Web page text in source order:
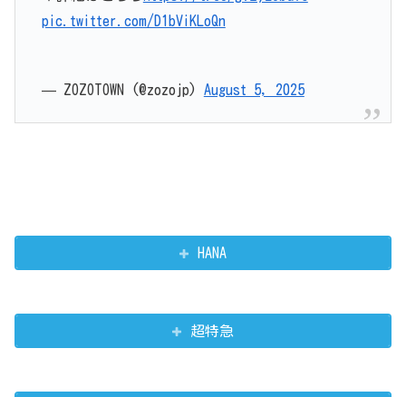
pic.twitter.com/D1bViKLoQn
— ZOZOTOWN (@zozojp) August 5, 2025
HANA
超特急